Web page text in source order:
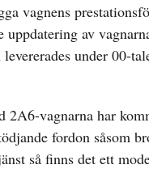
vagnens
av
under 00-
2A6-vagnarna har
fordon såsom
så finns det ett